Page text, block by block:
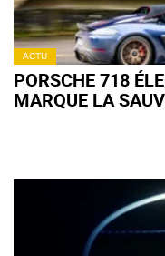
ACTU
PORSCHE 718
MARQUE LA